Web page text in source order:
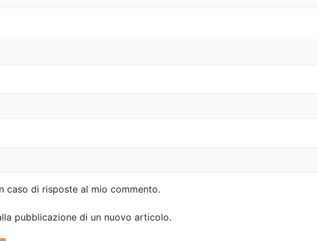
caso di risposte al mio commento.
pubblicazione di un nuovo articolo.